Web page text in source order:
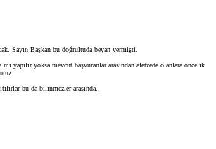
Sayın Başkan bu doğrultuda beyan vermişti.
mı yapılır yoksa mevcut başvuranlar arasından afetzede olanlara öncelik
bu da bilinmezler arasında..